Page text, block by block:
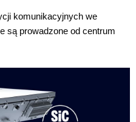
komunikacyjnych we
są prowadzone od centrum